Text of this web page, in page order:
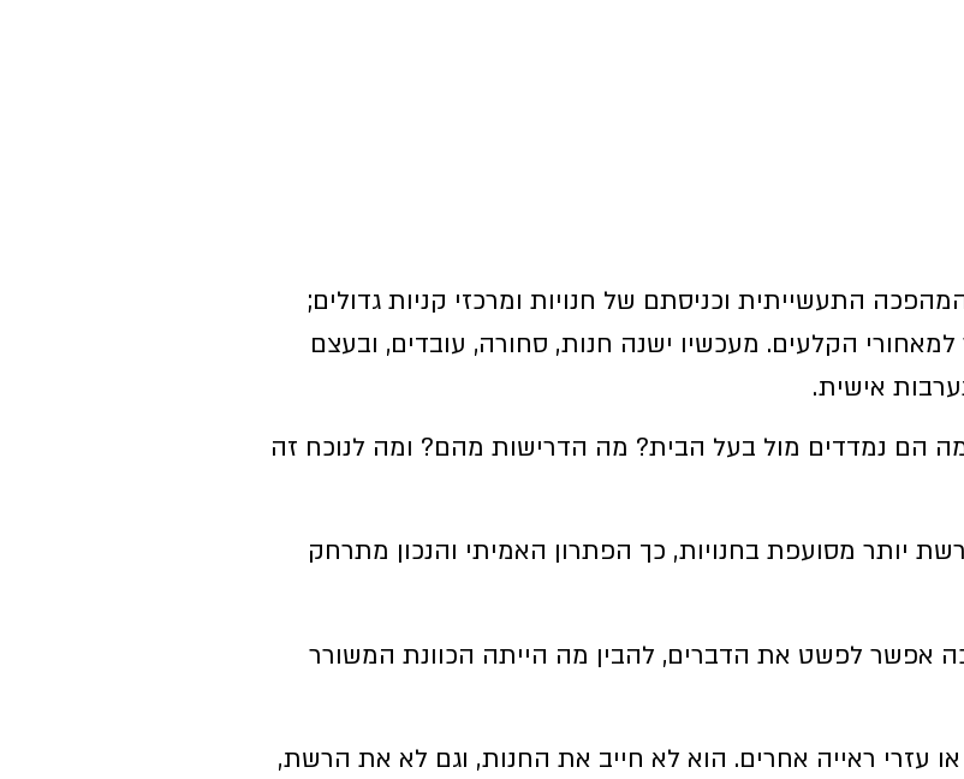
התעשייתית וכניסתם של חנויות ומרכזי קניות גדולים;
הקלעים. מעכשיו ישנה חנות, סחורה, עובדים, ובעצם
אישית.
מה הם נמדדים מול בעל הבית? מה הדרישות מהם? ומה לנוכח זה
יותר מסועפת בחנויות, כך הפתרון האמיתי והנכון מתרחק
אפשר לפשט את הדברים, להבין מה הייתה הכוונת המשורר
עזרי ראייה אחרים. הוא לא חייב את החנות, וגם לא את הרשת,